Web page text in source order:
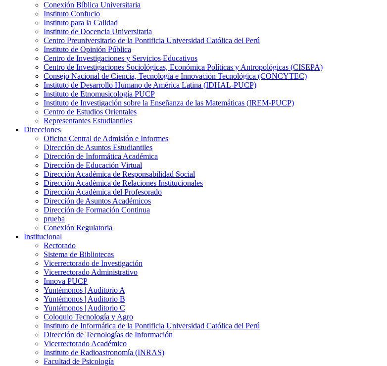
Conexión Bíblica Universitaria
Instituto Confucio
Instituto para la Calidad
Instituto de Docencia Universitaria
Centro Preuniversitario de la Pontificia Universidad Católica del Perú
Instituto de Opinión Pública
Centro de Investigaciones y Servicios Educativos
Centro de Investigaciones Sociológicas, Económica Políticas y Antropológicas (CISEPA)
Consejo Nacional de Ciencia, Tecnología e Innovación Tecnológica (CONCYTEC)
Instituto de Desarrollo Humano de América Latina (IDHAL-PUCP)
Instituto de Etnomusicología PUCP
Instituto de Investigación sobre la Enseñanza de las Matemáticas (IREM-PUCP)
Centro de Estudios Orientales
Representantes Estudiantiles
Direcciones
Oficina Central de Admisión e Informes
Dirección de Asuntos Estudiantiles
Dirección de Informática Académica
Dirección de Educación Virtual
Dirección Académica de Responsabilidad Social
Dirección Académica de Relaciones Institucionales
Dirección Académica del Profesorado
Dirección de Asuntos Académicos
Dirección de Formación Continua
prueba
Conexión Regulatoria
Institucional
Rectorado
Sistema de Bibliotecas
Vicerrectorado de Investigación
Vicerrectorado Administrativo
Innova PUCP
Yuntémonos | Auditorio A
Yuntémonos | Auditorio B
Yuntémonos | Auditorio C
Coloquio Tecnología y Agro
Instituto de Informática de la Pontificia Universidad Católica del Perú
Dirección de Tecnologías de Información
Vicerrectorado Académico
Instituto de Radioastronomía (INRAS)
Facultad de Psicología